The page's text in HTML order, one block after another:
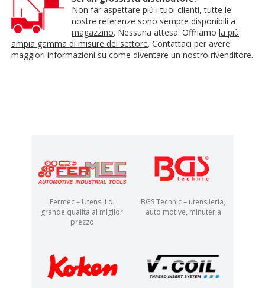
Non far aspettare più i tuoi clienti,tutte le
nostre referenze sono sempre disponibili a
magazzino. Nessuna attesa. Offriamo la più
ampia gamma di misure del settore. Contattaci per avere
maggiori informazioni su come diventare un nostro rivenditore.
Fermec – Utensili di
grande qualità al miglior
prezzo
BGS Technic – utensileria,
auto motive, minuteria